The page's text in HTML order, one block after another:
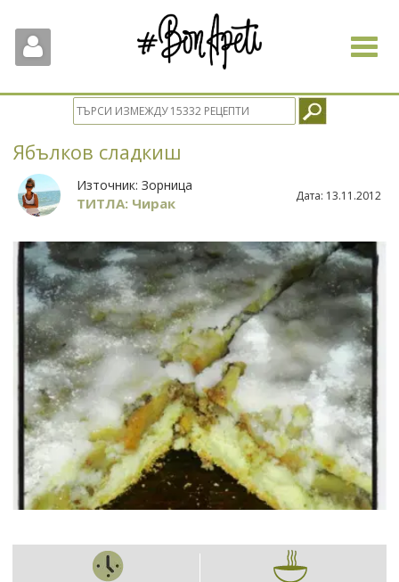
Toggle
Ябълков сладкиш
Източник: Зорница
ТИТЛА: Чирак Дата: 13.11.2012